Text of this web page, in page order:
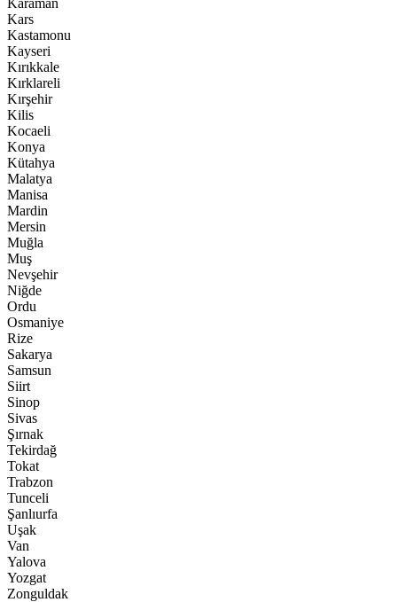
Karaman
Kars
Kastamonu
Kayseri
Kırıkkale
Kırklareli
Kırşehir
Kilis
Kocaeli
Konya
Kütahya
Malatya
Manisa
Mardin
Mersin
Muğla
Muş
Nevşehir
Niğde
Ordu
Osmaniye
Rize
Sakarya
Samsun
Siirt
Sinop
Sivas
Şırnak
Tekirdağ
Tokat
Trabzon
Tunceli
Şanlıurfa
Uşak
Van
Yalova
Yozgat
Zonguldak